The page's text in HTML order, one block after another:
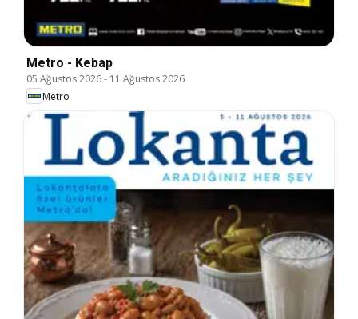
Metro - Kebap
05 Ağustos 2026- 11 Ağustos 2026
Metro